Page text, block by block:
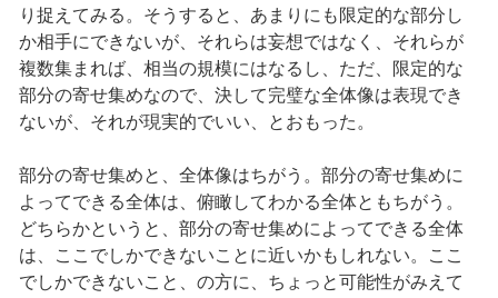
り捉えてみる。そうすると、あまりにも限定的な部分し
か相手にできないが、それらは妄想ではなく、それらが
複数集まれば、相当の規模にはなるし、ただ、限定的な
部分の寄せ集めなので、決して完璧な全体像は表現でき
ないが、それが現実的でいい、とおもった。
部分の寄せ集めと、全体像はちがう。部分の寄せ集めに
よってできる全体は、俯瞰してわかる全体ともちがう。
どちらかというと、部分の寄せ集めによってできる全体
は、ここでしかできないことに近いかもしれない。ここ
でしかできないこと、の方に、ちょっと可能性がみえて